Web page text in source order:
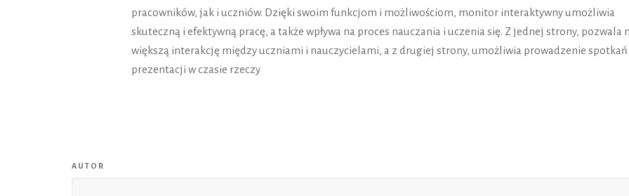
pracowników, jak i uczniów. Dzięki swoim funkcjom i możliwościom, monitor interaktywny umożliwia
skuteczną i efektywną pracę, a także wpływa na proces nauczania i uczenia się. Z jednej strony, pozwala
większą interakcję między uczniami i nauczycielami, a z drugiej strony, umożliwia prowadzenie spotkań
prezentacji w czasie rzeczy
AUTOR